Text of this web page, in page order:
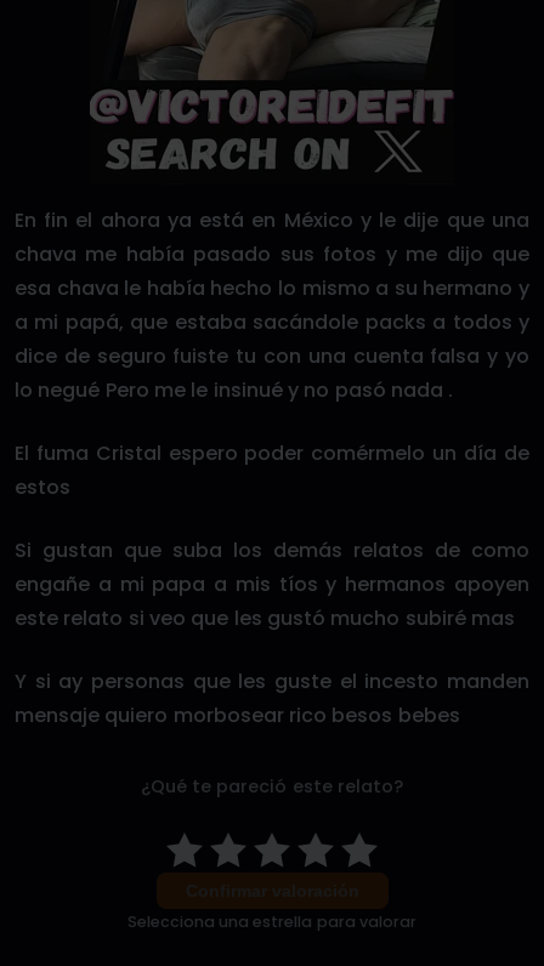
En fin el ahora ya está en México y le dije que una
chava me había pasado sus fotos y me dijo que
esa chava le había hecho lo mismo a su hermano y
a mi papá, que estaba sacándole packs a todos y
dice de seguro fuiste tu con una cuenta falsa y yo
lo negué Pero me le insinué y no pasó nada .
El fuma Cristal espero poder comérmelo un día de
estos
Si gustan que suba los demás relatos de como
engañe a mi papa a mis tíos y hermanos apoyen
este relato si veo que les gustó mucho subiré mas
Y si ay personas que les guste el incesto manden
mensaje quiero morbosear rico besos bebes
¿Qué te pareció este relato?
Selecciona una estrella para valorar